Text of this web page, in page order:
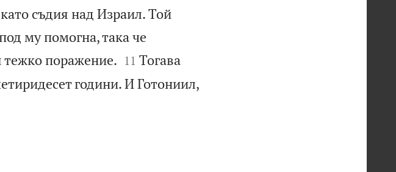
съдия над Израил. Той
му помогна, така че
тежко поражение.
11 Тогава
години. И Готониил,